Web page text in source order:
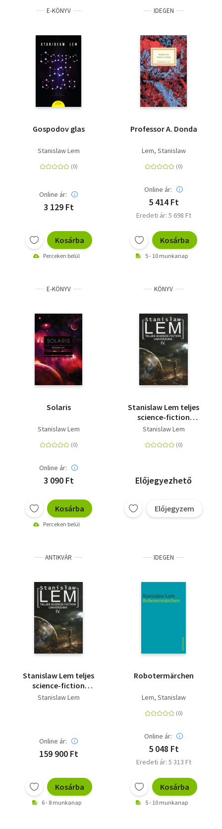
E-KÖNYV
Gospodov glas
Stanislaw Lem
Online ár:
3 129 Ft
Kosárba
Perceken belül
IDEGEN
Professor A. Donda
Lem, Stanislaw
Online ár:
5 414 Ft
Eredeti ár: 5 698 Ft
Kosárba
5 - 10 munkanap
E-KÖNYV
Solaris
Stanislaw Lem
Online ár:
3 090 Ft
Kosárba
Perceken belül
KÖNYV
Stanislaw Lem teljes
science-fiction
univerzuma IV.
Stanislaw Lem
Előjegyezhető
Előjegyzem
ANTIKVÁR
Stanislaw Lem teljes
science-fiction
univerzuma IV.
Stanislaw Lem
Online ár:
159 900 Ft
Kosárba
6 - 8 munkanap
IDEGEN
Robotermärchen
Lem, Stanislaw
Online ár:
5 048 Ft
Eredeti ár: 5 313 Ft
Kosárba
5 - 10 munkanap